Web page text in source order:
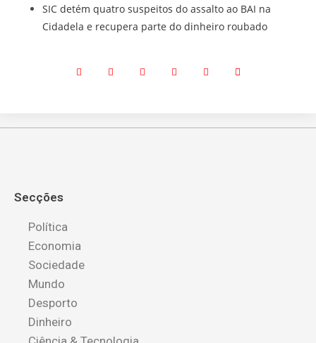
SIC detém quatro suspeitos do assalto ao BAI na
Cidadela e recupera parte do dinheiro roubado
Secções
Política
Economia
Sociedade
Mundo
Desporto
Dinheiro